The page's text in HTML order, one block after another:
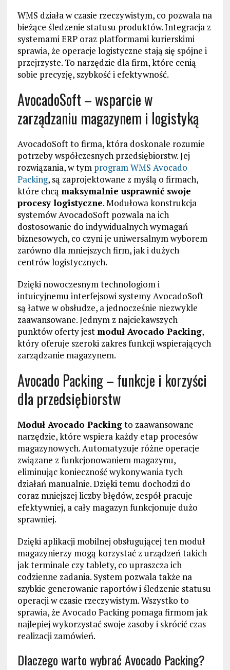
WMS działa w czasie rzeczywistym, co pozwala na
bieżące śledzenie statusu produktów. Integracja z
systemami ERP oraz platformami kurierskimi
sprawia, że operacje logistyczne stają się spójne i
przejrzyste. To narzędzie dla firm, które cenią
sobie precyzję, szybkość i efektywność.
AvocadoSoft – wsparcie w
zarządzaniu magazynem i logistyką
AvocadoSoft to firma, która doskonale rozumie
potrzeby współczesnych przedsiębiorstw. Jej
rozwiązania, w tym program WMS Avocado
Packing, są zaprojektowane z myślą o firmach,
które chcą maksymalnie usprawnić swoje
procesy logistyczne. Modułowa konstrukcja
systemów AvocadoSoft pozwala na ich
dostosowanie do indywidualnych wymagań
biznesowych, co czyni je uniwersalnym wyborem
zarówno dla mniejszych firm, jak i dużych
centrów logistycznych.
Dzięki nowoczesnym technologiom i
intuicyjnemu interfejsowi systemy AvocadoSoft
są łatwe w obsłudze, a jednocześnie niezwykle
zaawansowane. Jednym z najciekawszych
punktów oferty jest moduł Avocado Packing,
który oferuje szeroki zakres funkcji wspierających
zarządzanie magazynem.
Avocado Packing – funkcje i korzyści
dla przedsiębiorstw
Moduł Avocado Packingto zaawansowane
narzędzie, które wspiera każdy etap procesów
magazynowych. Automatyzuje różne operacje
związane z funkcjonowaniem magazynu,
eliminując konieczność wykonywania tych
działań manualnie. Dzięki temu dochodzi do
coraz mniejszej liczby błędów, zespół pracuje
efektywniej, a cały magazyn funkcjonuje dużo
sprawniej.
Dzięki aplikacji mobilnej obsługującej ten moduł
magazynierzy mogą korzystać z urządzeń takich
jak terminale czy tablety, co upraszcza ich
codzienne zadania. System pozwala także na
szybkie generowanie raportów i śledzenie statusu
operacji w czasie rzeczywistym. Wszystko to
sprawia, że Avocado Packing pomaga firmom jak
najlepiej wykorzystać swoje zasoby i skrócić czas
realizacji zamówień.
Dlaczego warto wybrać Avocado Packing?